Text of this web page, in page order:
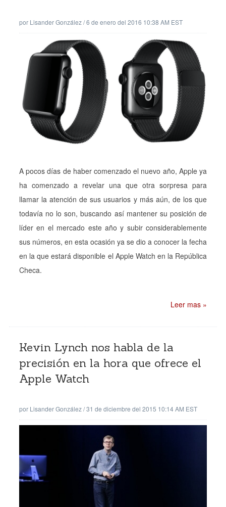
por Lisander González/6 de enero del 2016 10:38 AM EST
A pocos días de haber comenzado el nuevo año, Apple ya
ha comenzado a revelar una que otra sorpresa para
llamar la atención de sus usuarios y más aún, de los que
todavía no lo son, buscando así mantener su posición de
líder en el mercado este año y subir considerablemente
sus números, en esta ocasión ya se dio a conocer la fecha
en la que estará disponible el Apple Watch en la República
Checa.
Leer mas »
Kevin Lynch nos habla de la
precisión en la hora que ofrece el
Apple Watch
por Lisander González/31 de diciembre del 2015 10:14 AM EST